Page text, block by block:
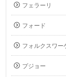
フェラーリ
フォード
フォルクスワー
プジョー